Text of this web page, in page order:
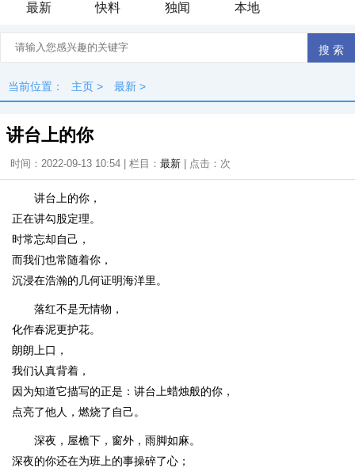
最新
快料 独闻 本地
当前位置： 主页 > 最新 >
讲台上的你
时间：2022-09-13 10:54 | 栏目： 最新 | 点击： 次
讲台上的你，
正在讲勾股定理。
时常忘却自己，
而我们也常随着你，
沉浸在浩瀚的几何证明海洋里。
落红不是无情物，
化作春泥更护花。
朗朗上口，
我们认真背着，
因为知道它描写的正是：讲台上蜡烛般的你，
点亮了他人，燃烧了自己。
深夜，屋檐下，窗外，雨脚如麻。
深夜的你还在为班上的事操碎了心；